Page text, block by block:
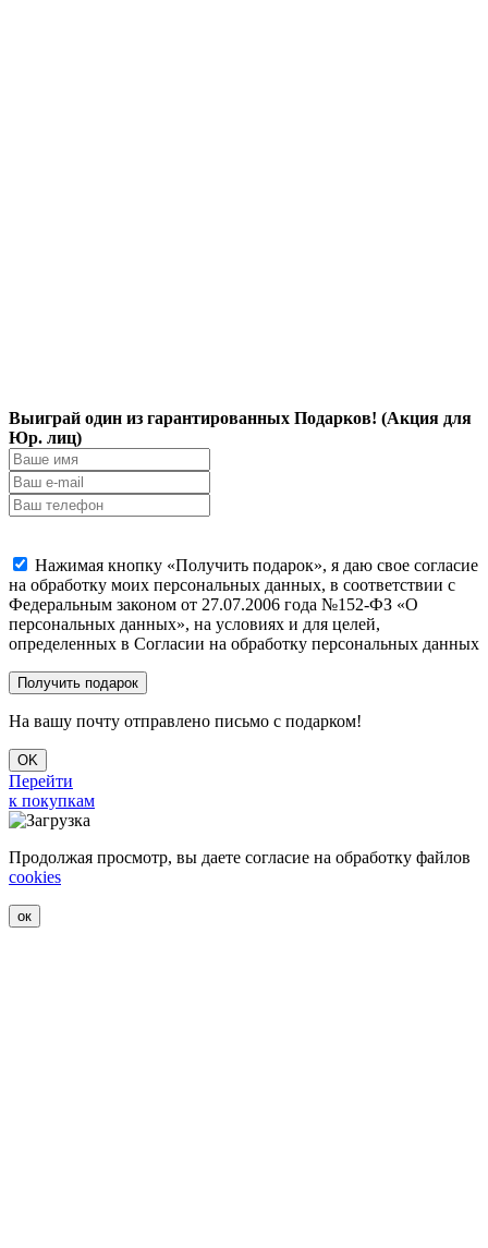
Выиграй один из гарантированных Подарков! (Акция для
Юр. лиц)
Нажимая кнопку «Получить подарок», я даю свое согласие
на обработку моих персональных данных, в соответствии с
Федеральным законом от 27.07.2006 года №152-ФЗ «О
персональных данных», на условиях и для целей,
определенных в Согласии на обработку персональных данных
На вашу почту отправлено письмо с подарком!
OK
Перейти
к покупкам
Продолжая просмотр, вы даете согласие на обработку файлов
cookies
ок